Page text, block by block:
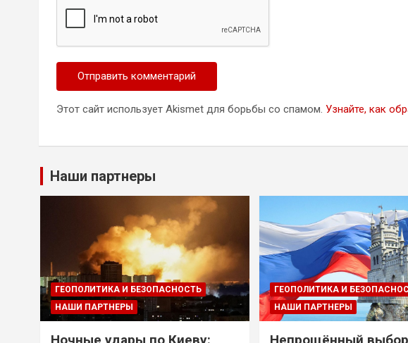
Этот сайт использует Akismet для борьбы со спамом. Узнайте, как
Наши партнеры
ГЕОПОЛИТИКА И БЕЗОПАСНОСТЬ
НАШИ ПАРТНЕРЫ
ГЕОПОЛИТИКА И
НАШИ ПАРТНЕРЫ